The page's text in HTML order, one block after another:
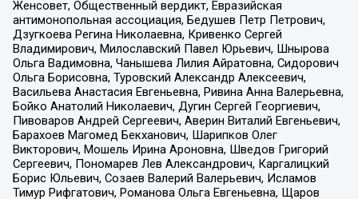
Женсовет, Общественный вердикт, Евразийская
антимонопольная ассоциация, Бедушев Петр Петрович,
Дзугкоева Регина Николаевна, Кривенко Сергей
Владимирович, Милославский Павел Юрьевич, Шнырова
Ольга Вадимовна, Чанышева Лилия Айратовна, Сидорович
Ольга Борисовна, Туровский Александр Алексеевич,
Васильева Анастасия Евгеньевна, Ривина Анна Валерьевна,
Бойко Анатолий Николаевич, Дугин Сергей Георгиевич,
Пивоваров Андрей Сергеевич, Аверин Виталий Евгеньевич,
Барахоев Магомед Бекханович, Шарипков Олег
Викторович, Мошель Ирина Ароновна, Шведов Григорий
Сергеевич, Пономарев Лев Александрович, Каргалицкий
Борис Юльевич, Созаев Валерий Валерьевич, Исламов
Тимур Рифгатович, Романова Ольга Евгеньевна, Щаров